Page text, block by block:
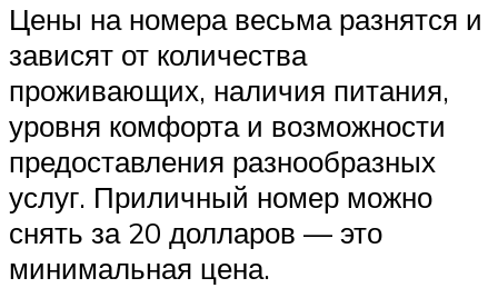
Цены на номера весьма разнятся и
зависят от количества
проживающих, наличия питания,
уровня комфорта и возможности
предоставления разнообразных
услуг. Приличный номер можно
снять за 20 долларов — это
минимальная цена.